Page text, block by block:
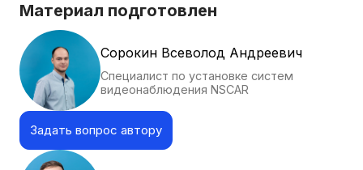
Материал подготовлен
Сорокин Всеволод Андреевич
Специалист по установке систем
видеонаблюдения NSCAR
Задать вопрос автору